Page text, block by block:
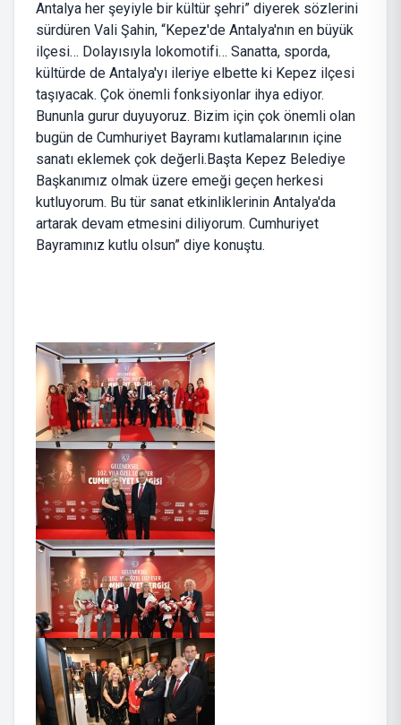
Antalya her şeyiyle bir kültür şehri” diyerek sözlerini
sürdüren Vali Şahin, “Kepez'de Antalya'nın en büyük
ilçesi… Dolayısıyla lokomotifi… Sanatta, sporda,
kültürde de Antalya'yı ileriye elbette ki Kepez ilçesi
taşıyacak. Çok önemli fonksiyonlar ihya ediyor.
Bununla gurur duyuyoruz. Bizim için çok önemli olan
bugün de Cumhuriyet Bayramı kutlamalarının içine
sanatı eklemek çok değerli.Başta Kepez Belediye
Başkanımız olmak üzere emeği geçen herkesi
kutluyorum. Bu tür sanat etkinliklerinin Antalya'da
artarak devam etmesini diliyorum. Cumhuriyet
Bayramınız kutlu olsun” diye konuştu.